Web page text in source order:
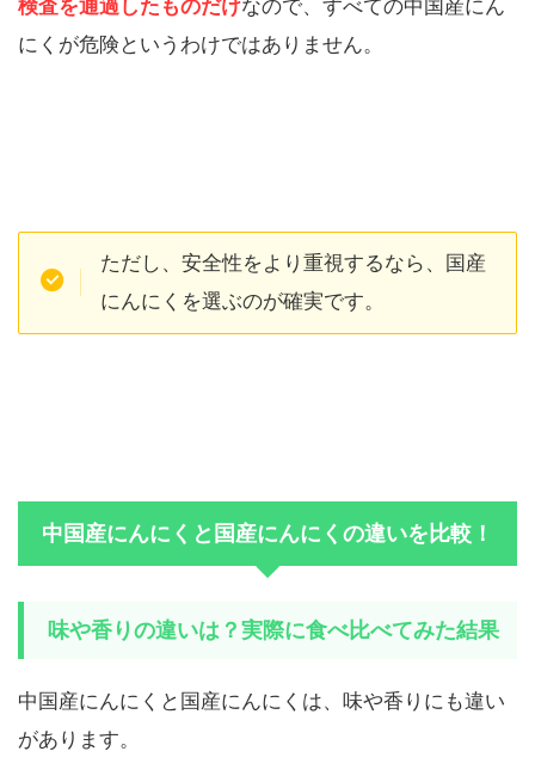
検査を通過したものだけなので、すべての中国産にん
にくが危険というわけではありません。
ただし、安全性をより重視するなら、国産
にんにくを選ぶのが確実です。
中国産にんにくと国産にんにくの違いを比較！
味や香りの違いは？実際に食べ比べてみた結果
中国産にんにくと国産にんにくは、味や香りにも違い
があります。